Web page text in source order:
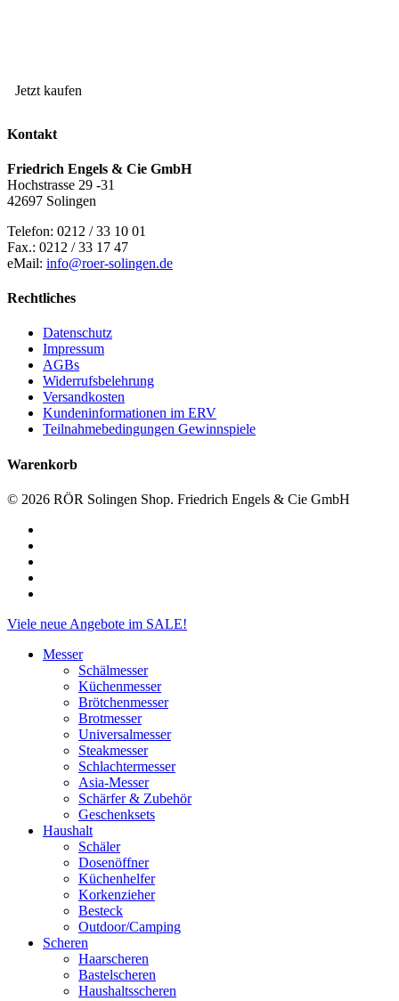
Jetzt kaufen
Kontakt
Friedrich Engels & Cie GmbH
Hochstrasse 29 -31
42697 Solingen
Telefon: 0212 / 33 10 01
Fax.: 0212 / 33 17 47
eMail: info@roer-solingen.de
Rechtliches
Datenschutz
Impressum
AGBs
Widerrufsbelehrung
Versandkosten
Kundeninformationen im ERV
Teilnahmebedingungen Gewinnspiele
Warenkorb
© 2026 RÖR Solingen Shop. Friedrich Engels & Cie GmbH
Close
Viele neue Angebote im SALE!
Messer
Schälmesser
Küchenmesser
Brötchenmesser
Brotmesser
Universalmesser
Steakmesser
Schlachtermesser
Asia-Messer
Schärfer & Zubehör
Geschenksets
Haushalt
Schäler
Dosenöffner
Küchenhelfer
Korkenzieher
Besteck
Outdoor/Camping
Scheren
Haarscheren
Bastelscheren
Haushaltsscheren